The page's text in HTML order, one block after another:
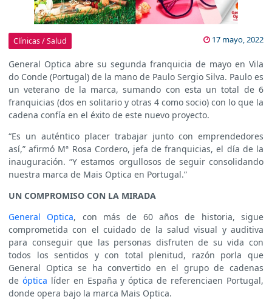
Clínicas / Salud 17 mayo, 2022
General Optica abre su segunda franquicia de mayo en Vila
do Conde (Portugal) de la mano de Paulo Sergio Silva. Paulo es
un veterano de la marca, sumando con esta un total de 6
franquicias (dos en solitario y otras 4 como socio) con lo que la
cadena confía en el éxito de este nuevo proyecto.
“Es un auténtico placer trabajar junto con emprendedores
así,” afirmó Mª Rosa Cordero, jefa de franquicias, el día de la
inauguración. “Y estamos orgullosos de seguir consolidando
nuestra marca de Mais Optica en Portugal.”
UN COMPROMISO CON LA MIRADA
General Optica, con más de 60 años de historia, sigue
comprometida con el cuidado de la salud visual y auditiva
para conseguir que las personas disfruten de su vida con
todos los sentidos y con total plenitud, razón porla que
General Optica se ha convertido en el grupo de cadenas
de óptica líder en España y óptica de referenciaen Portugal,
donde opera bajo la marca Mais Optica.